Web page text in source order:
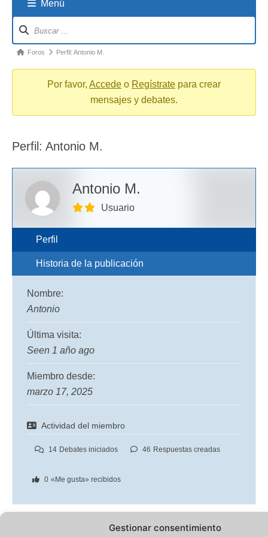
Gestionar consentimiento
Menú
You
Foros Perfil: Antonio M.
Por favor, Accede o Regístrate para crear
mensajes y debates.
Perfil: Antonio M.
Antonio M.
Usuario
Perfil
Historia de la publicación
Nombre:
Antonio
Última visita:
Seen 1 año ago
Miembro desde:
marzo 17, 2025
Actividad del miembro
14 Debates iniciados 46 Respuestas creadas
0 «Me gusta» recibidos